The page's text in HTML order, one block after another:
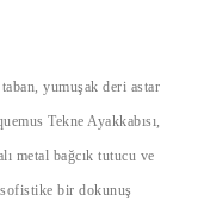
yumuşak deri astar
Tekne Ayakkabısı,
metal bağcık tutucu ve
sofistike bir dokunuş